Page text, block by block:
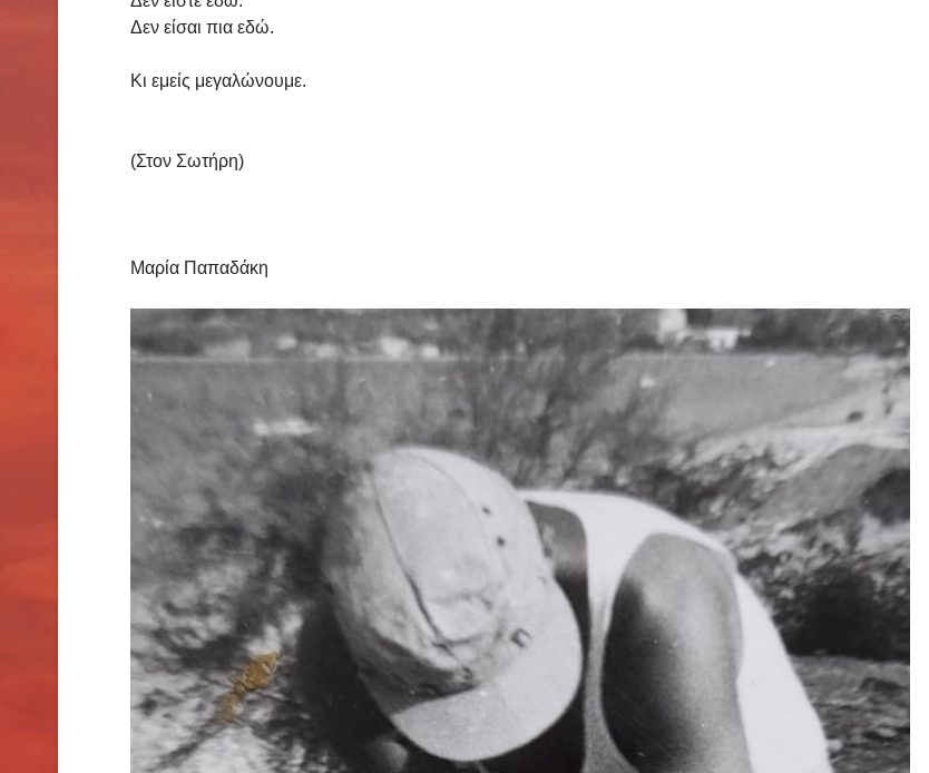
Δεν είσαι πια εδώ.
Κι εμείς μεγαλώνουμε.
(Στον Σωτήρη)
Μαρία Παπαδάκη